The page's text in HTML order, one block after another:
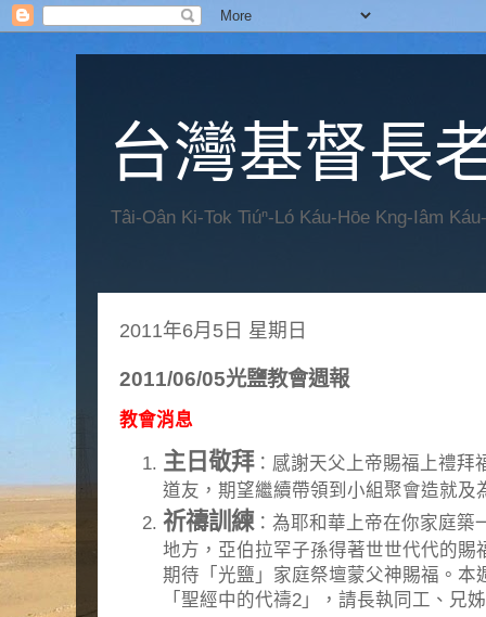
台灣基督長
Tâi-Oân Ki-Tok Tiúⁿ-Ló Káu-Hōe Kng-Iâm
2011年6月5日 星期日
2011/06/05光鹽教會週報
教會消息
主日敬拜：感謝天父上帝賜福上禮拜
道友，期望繼續帶領到小組聚會造就及
祈禱訓練：為耶和華上帝在你家庭築
地方，亞伯拉罕子孫得著世世代代的賜
期待「光鹽」家庭祭壇蒙父神賜福。本
「聖經中的代禱2」，請長執同工、兄